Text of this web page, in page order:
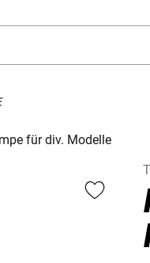
für div. Modelle